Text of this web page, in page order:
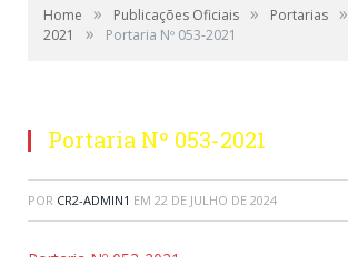
Home » Publicações Oficiais » Portarias »
2021
» Portaria Nº 053-2021
Portaria Nº 053-2021
POR CR2-ADMIN1 EM 22 DE JULHO DE 2024